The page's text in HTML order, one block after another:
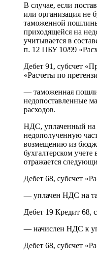
В случае, если
или организация не
таможенной
приходящейся на
учитывается в
п. 12 ПБУ 10/99
Дебет 91, субсчет
«Расчеты по
— таможенная
недопоставленные
расходов.
НДС, уплаченный на
недополученную
возмещению из
бухгалтерском учете
отражается
Дебет 68, субсчет
— уплачен НДС на
Дебет 19 Кредит 68,
— начислен НДС к
Дебет 68, субсчет